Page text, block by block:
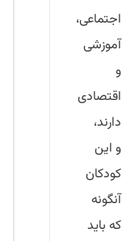
اجتماعی،
آموزشی
و
اقتصادی
دارند،
و این
کودکان
آنگونه
که باید